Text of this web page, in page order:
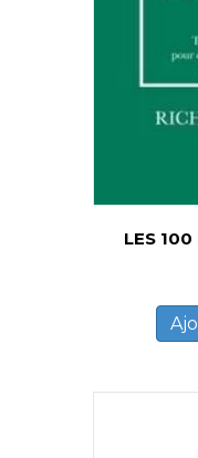
LES 100